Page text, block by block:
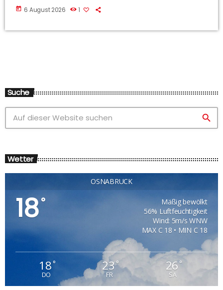
today 6 August 2026 1
Suche
search
Wetter
OSNABRÜCK
18°
Mäßig bewölkt
56% Luftfeuchtigkeit
Wind: 5m/s WNW
MAX C 18 • MIN C 18
18°
DO
23°
FR
26°
SA